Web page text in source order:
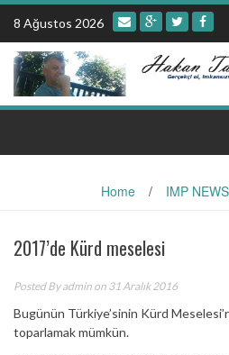
Skip
content
8 Ağustos 2026
Home / IMP NEWS
2017’de Kürd meselesi
Posted Byadmin on 31 Aralık 2016
Bugünün Türkiye’sinin Kürd
toparlamak mümkün.